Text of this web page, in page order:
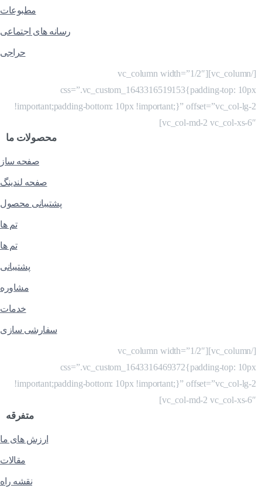
مطبوعات
رسانه های اجتماعی
حراجی
[/vc_column][vc_column width=”1/2″
css=”.vc_custom_1643316519153{padding-top: 10px
!important;padding-bottom: 10px !important;}” offset=”vc_col-lg-2
vc_col-md-2 vc_col-xs-6″]
محصولات ما
صفحه ساز
صفحه لندینگ
پشتیبانی محصول
تم ها
تم ها
پشتیبانی
مشاوره
خدمات
سفارشی سازی
[/vc_column][vc_column width=”1/2″
css=”.vc_custom_1643316469372{padding-top: 10px
!important;padding-bottom: 10px !important;}” offset=”vc_col-lg-2
vc_col-md-2 vc_col-xs-6″]
متفرقه
ارزش های ما
مقالات
نقشه راه